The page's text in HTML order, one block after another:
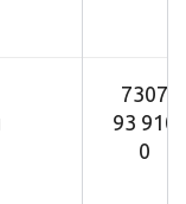
7307
93 910
0